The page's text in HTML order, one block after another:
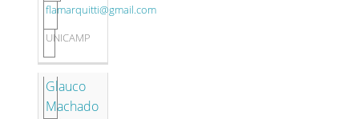
flamarquitti@gmail.com
UNICAMP
Glauco
Machado